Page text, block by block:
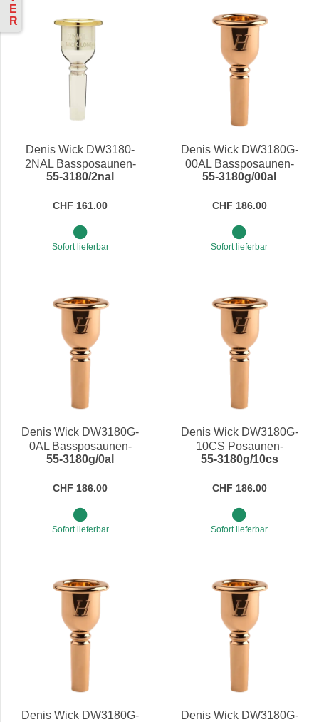
E
R
Denis Wick DW3180-
2NAL Bassposaunen-
Mundstück Heritage
55-3180/2nal
CHF 161.00
Sofort lieferbar
Denis Wick DW3180G-
00AL Bassposaunen-
Mundstück Heritage
55-3180g/00al
CHF 186.00
Sofort lieferbar
Denis Wick DW3180G-
0AL Bassposaunen-
Mundstück Heritage
55-3180g/0al
CHF 186.00
Sofort lieferbar
Denis Wick DW3180G-
10CS Posaunen-
Mundstück Heritage
55-3180g/10cs
CHF 186.00
Sofort lieferbar
Denis Wick DW3180G-
Denis Wick DW3180G-